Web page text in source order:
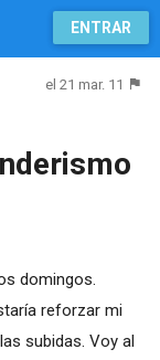
ENTRAR
el 21 mar. 11
domingos.
reforzar mi
subidas. Voy al